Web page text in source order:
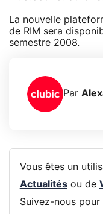
La nouvelle
de RIM sera
semestre 2008.
Par
Vous êtes un
Actualitésou de
Suivez-nous